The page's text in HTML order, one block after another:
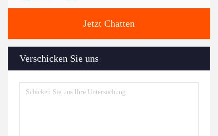
Jetzt Chatten
Verschicken Sie uns